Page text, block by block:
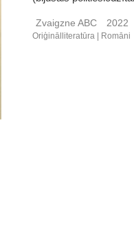
Zvaigzne ABC 2022
Oriģinālliteratūra Romāni